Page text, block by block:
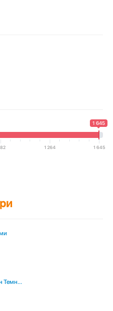
1 645
1 264 1 645
Темн...